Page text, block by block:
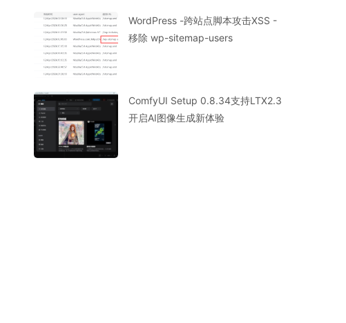
WordPress -跨站点脚本攻击XSS -
移除 wp-sitemap-users
ComfyUI Setup 0.8.34支持LTX2.3
开启AI图像生成新体验